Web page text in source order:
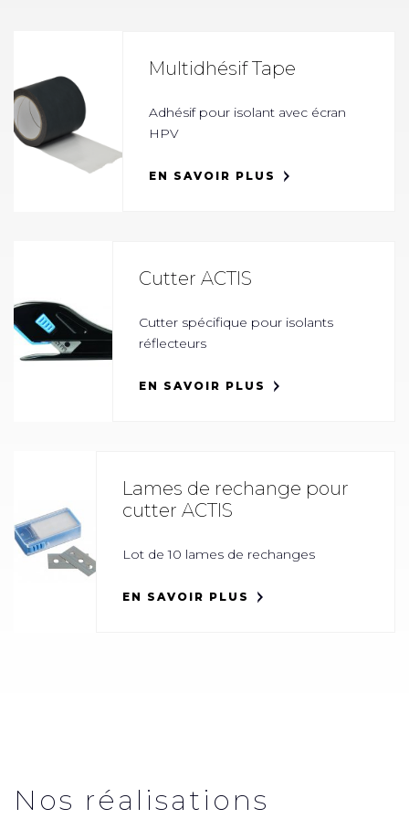
Multidhésif Tape
Adhésif pour isolant avec écran
HPV
EN SAVOIR PLUS
Cutter ACTIS
Cutter spécifique pour isolants
réflecteurs
EN SAVOIR PLUS
Lames de rechange pour
cutter ACTIS
Lot de 10 lames de rechanges
EN SAVOIR PLUS
Nos réalisations